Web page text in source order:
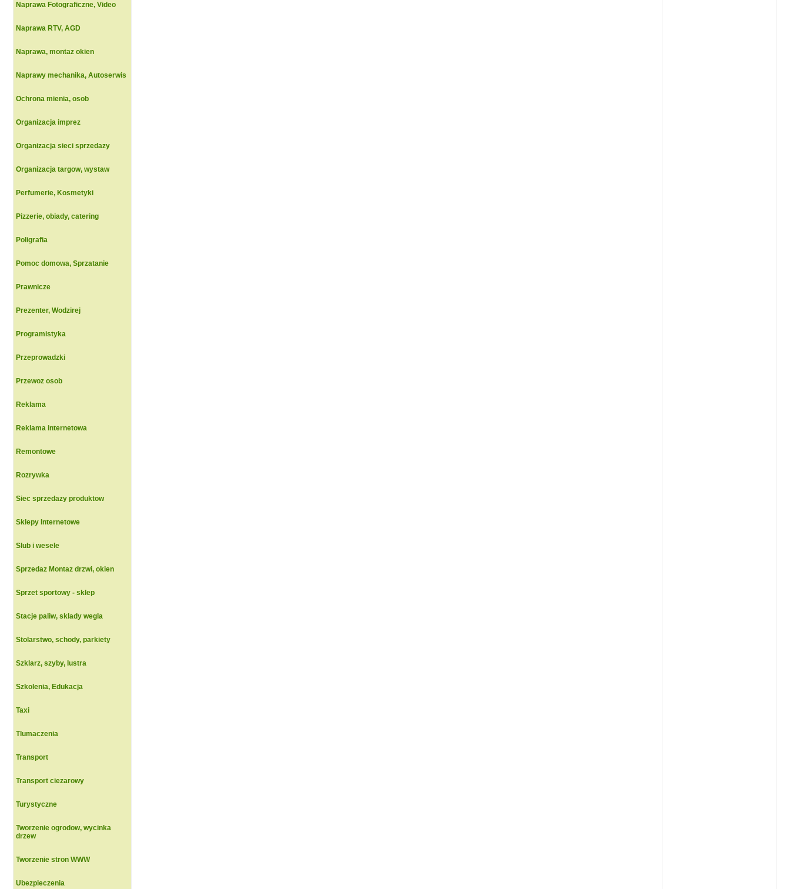
Naprawa Fotograficzne, Video
Naprawa RTV, AGD
Naprawa, montaz okien
Naprawy mechanika, Autoserwis
Ochrona mienia, osob
Organizacja imprez
Organizacja sieci sprzedazy
Organizacja targow, wystaw
Perfumerie, Kosmetyki
Pizzerie, obiady, catering
Poligrafia
Pomoc domowa, Sprzatanie
Prawnicze
Prezenter, Wodzirej
Programistyka
Przeprowadzki
Przewoz osob
Reklama
Reklama internetowa
Remontowe
Rozrywka
Siec sprzedazy produktow
Sklepy Internetowe
Slub i wesele
Sprzedaz Montaz drzwi, okien
Sprzet sportowy - sklep
Stacje paliw, sklady wegla
Stolarstwo, schody, parkiety
Szklarz, szyby, lustra
Szkolenia, Edukacja
Taxi
Tlumaczenia
Transport
Transport ciezarowy
Turystyczne
Tworzenie ogrodow, wycinka
drzew
Tworzenie stron WWW
Ubezpieczenia